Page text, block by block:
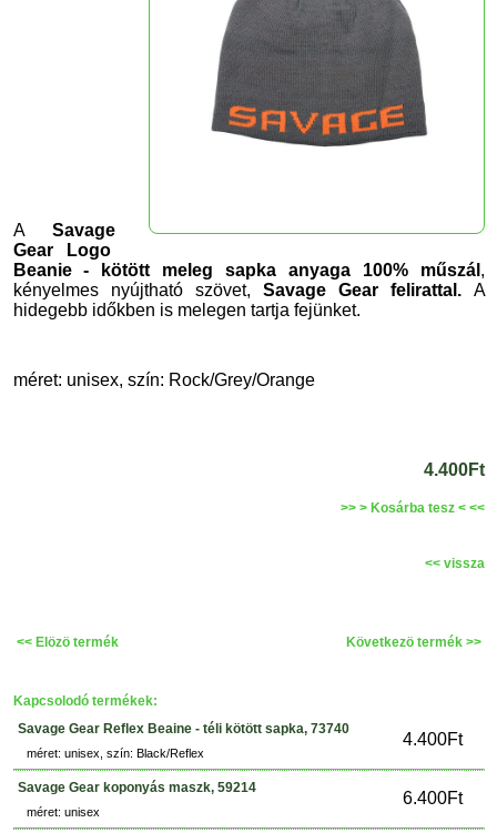
A Savage
Gear Logo
Beanie - kötött meleg sapka anyaga 100% műszál ,
kényelmes nyújtható szövet,
Savage Gear felirattal . A
hidegebb időkben is melegen tartja fejünket.
méret: unisex, szín: Rock/Grey/Orange
4.400Ft
>> > Kosárba tesz < <<
<< vissza
<< Elözö termék Következö termék >>
Kapcsolodó termékek:
Savage Gear Reflex Beaine - téli kötött sapka, 73740
4.400Ft
méret: unisex, szín: Black/Reflex
Savage Gear koponyás maszk, 59214
6.400Ft
méret: unisex